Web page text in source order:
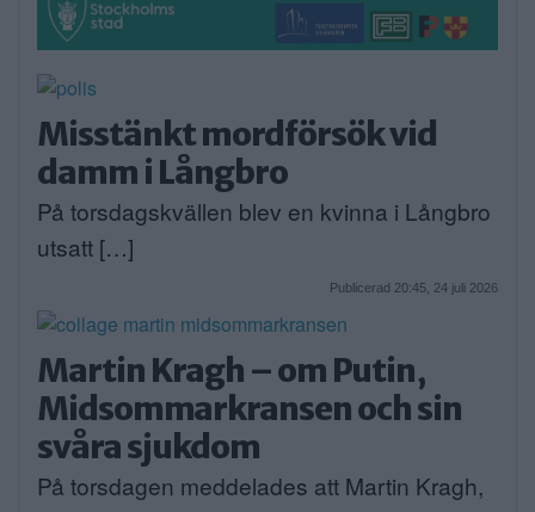
Misstänkt mordförsök vid
damm i Långbro
På torsdagskvällen blev en kvinna i Långbro
utsatt […]
Publicerad 20:45, 24 juli 2026
Martin Kragh – om Putin,
Midsommarkransen och sin
svåra sjukdom
På torsdagen meddelades att Martin Kragh,